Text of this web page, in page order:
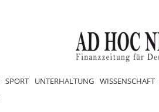
SPORT UNTERHALTUNG WISSENSCHAFT